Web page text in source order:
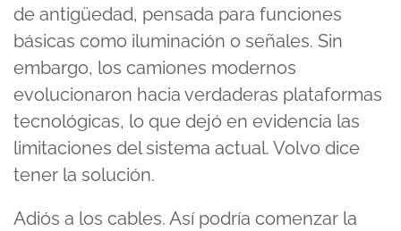
de antigüedad, pensada para funciones
básicas como iluminación o señales. Sin
embargo, los camiones modernos
evolucionaron hacia verdaderas plataformas
tecnológicas, lo que dejó en evidencia las
limitaciones del sistema actual. Volvo dice
tener la solución.
Adiós a los cables. Así podría comenzar la